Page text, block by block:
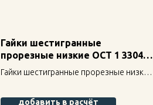
Гайки шестигранные
прорезные низкие ОСТ 1 33048-
80
Гайки шестигранные прорезные низкие
крепление для строительных
добавить в расчёт